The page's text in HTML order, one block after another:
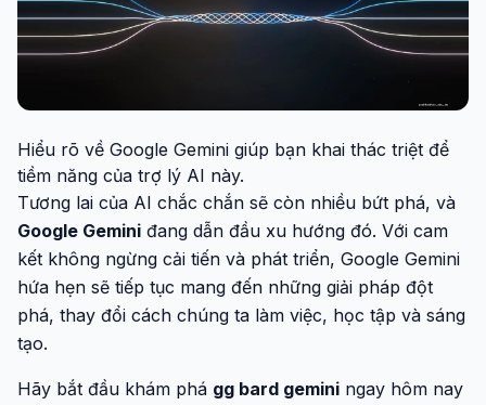
Hiểu rõ về Google Gemini giúp bạn khai thác triệt để
tiềm năng của trợ lý AI này.
Tương lai của AI chắc chắn sẽ còn nhiều bứt phá, và
Google Gemini đang dẫn đầu xu hướng đó. Với cam
kết không ngừng cải tiến và phát triển, Google Gemini
hứa hẹn sẽ tiếp tục mang đến những giải pháp đột
phá, thay đổi cách chúng ta làm việc, học tập và sáng
tạo.
Hãy bắt đầu khám phá gg bard gemini ngay hôm nay